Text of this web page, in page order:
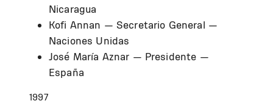
Nicaragua
Kofi Annan — Secretario General —
Naciones Unidas
José María Aznar — Presidente —
España
1997